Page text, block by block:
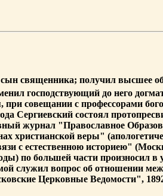
священника; получил высшее
господствующий до него
при совещании с профессорами
Сергиевский состоял
журнал "Православное
христианской веры"
с естественною историею"
по большей части произносил в
служил вопрос об отношении
Церковные Ведомости",